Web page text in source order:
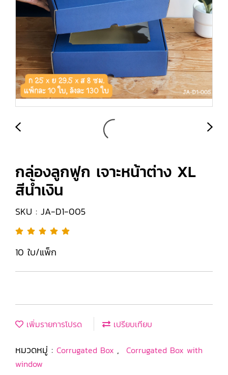
กล่องลูกฟูก เจาะหน้าต่าง XL
สีน้ำเงิน
SKU : JA-D1-005
10 ใบ/แพ็ก
เพิ่มรายการโปรด เปรียบเทียบ
หมวดหมู่ : Corrugated Box ,
Corrugated Box with
window